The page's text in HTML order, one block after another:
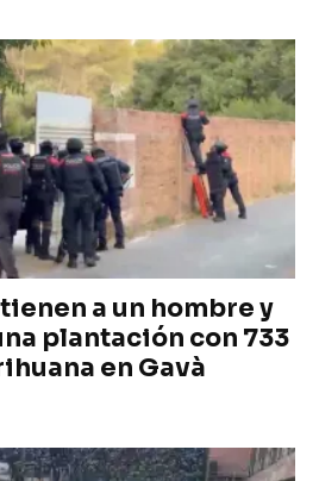
a un hombre y
plantación con 733
en Gavà